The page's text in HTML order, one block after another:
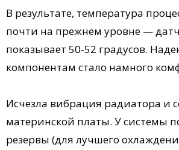
В результате, температура
почти на прежнем уровне —
показывает 50-52 градусов.
компонентам стало намного
Исчезла вибрация радиатора и
материнской платы. У системы
резервы (для лучшего